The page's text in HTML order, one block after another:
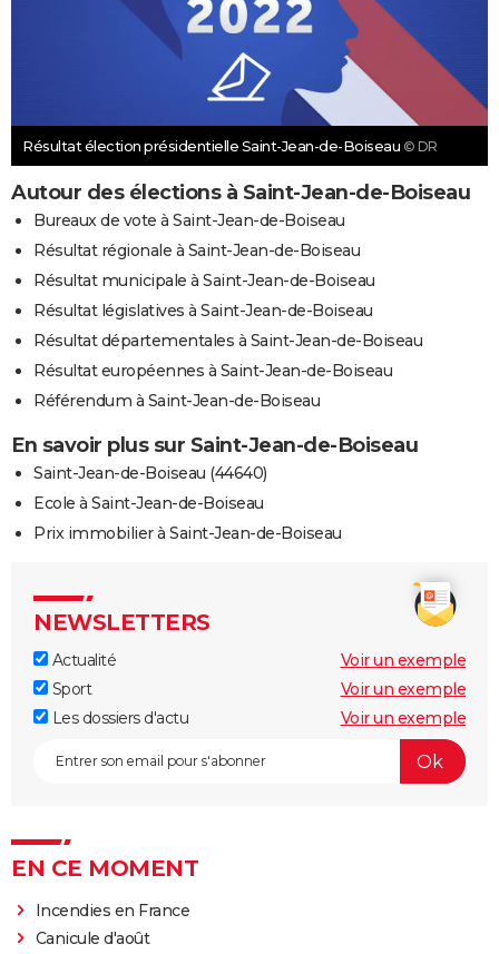
Résultat élection présidentielle Saint-Jean-de-Boiseau © DR
Autour des élections à Saint-Jean-de-Boiseau
Bureaux de vote à Saint-Jean-de-Boiseau
Résultat régionale à Saint-Jean-de-Boiseau
Résultat municipale à Saint-Jean-de-Boiseau
Résultat législatives à Saint-Jean-de-Boiseau
Résultat départementales à Saint-Jean-de-Boiseau
Résultat européennes à Saint-Jean-de-Boiseau
Référendum à Saint-Jean-de-Boiseau
En savoir plus sur Saint-Jean-de-Boiseau
Saint-Jean-de-Boiseau (44640)
Ecole à Saint-Jean-de-Boiseau
Prix immobilier à Saint-Jean-de-Boiseau
NEWSLETTERS
Actualité
Voir un exemple
Sport
Voir un exemple
Les dossiers d'actu
Voir un exemple
EN CE MOMENT
Incendies en France
Canicule d'août